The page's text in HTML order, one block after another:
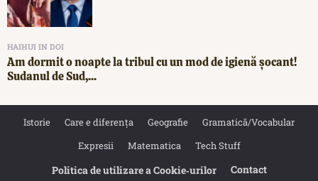
HAIHUI IN DOI
Am dormit o noapte la tribul cu un mod de igienă șocant!
Sudanul de Sud,...
Istorie Care e diferența Geografie
Gramatică/Vocabular
Expresii
Matematica Tech Stuff
Politica de utilizare a Cookie‐urilor Contact